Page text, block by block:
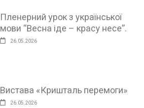
Пленерний урок з української
мови “Весна іде – красу несе”.
26.05.2026
Вистава «Кришталь перемоги»
26.05.2026